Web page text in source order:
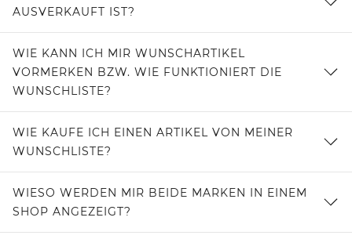
USVERKAUFT IST?
WIE KANN ICH MIR WUNSCHARTIKEL
VORMERKEN BZW. WIE FUNKTIONIERT DIE
WUNSCHLISTE?
WIE KAUFE ICH EINEN ARTIKEL VON MEINER
WUNSCHLISTE?
WIESO WERDEN MIR BEIDE MARKEN IN EINEM
SHOP ANGEZEIGT?